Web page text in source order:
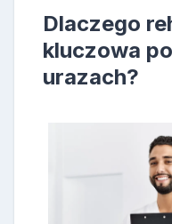
Dlaczego
kluczowa
urazach?